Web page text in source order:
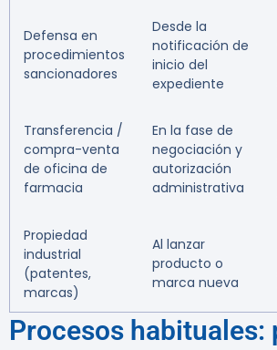
Defensa en
procedimientos
sancionadores
Desde la
notificación de
inicio del
expediente
Transferencia /
compra-venta
de oficina de
farmacia
En la fase de
negociación y
autorización
administrativa
Propiedad
industrial
(patentes,
marcas)
Al lanzar
producto o
marca nueva
Procesos habituales: